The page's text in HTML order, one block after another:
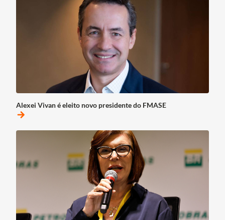
Alexei Vivan é eleito novo presidente do FMASE
arrow_forward